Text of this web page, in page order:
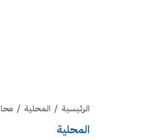
الرئيسية / المحلية /
المحلية